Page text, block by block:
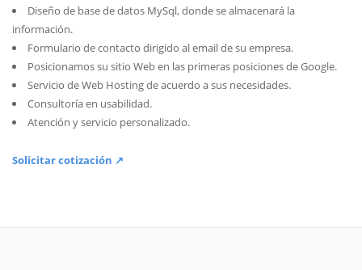
Diseño de base de datos MySql, donde se almacenará la
información.
Formulario de contacto dirigido al email de su empresa.
Posicionamos su sitio Web en las primeras posiciones de Google.
Servicio de Web Hosting de acuerdo a sus necesidades.
Consultoría en usabilidad.
Atención y servicio personalizado.
Solicitar cotización ↗